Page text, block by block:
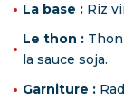
La base : Riz
Le thon :
la sauce soja.
Garniture :